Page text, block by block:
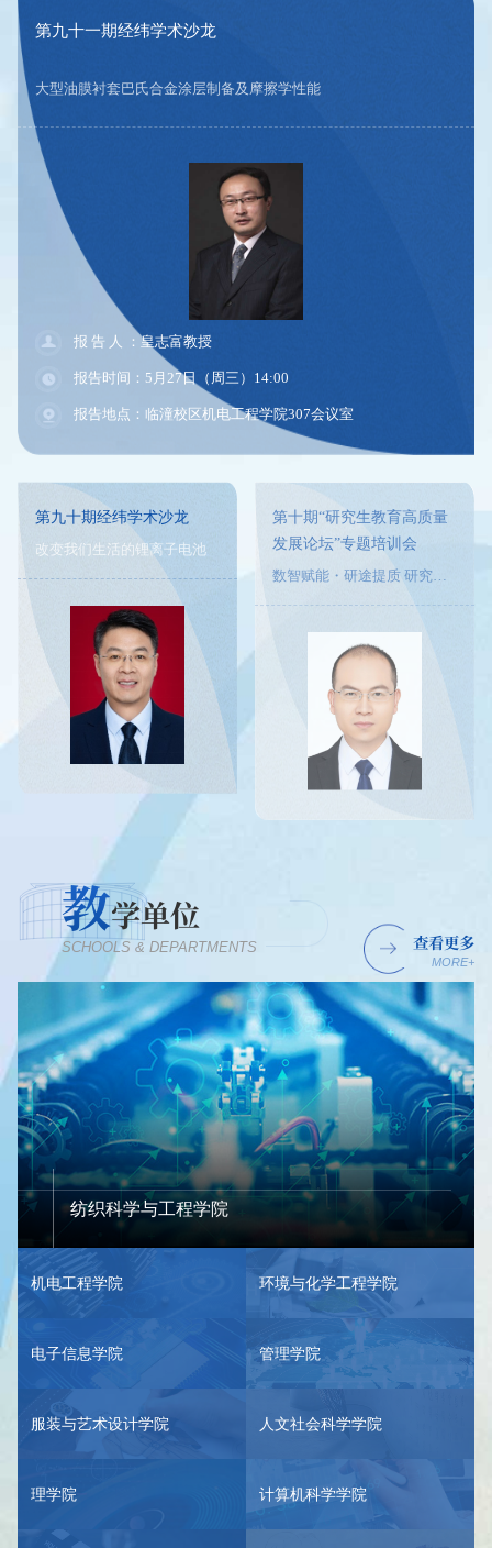
第九十期经纬学术沙龙
改变我们生活的锂离子电池
报 告 人 ：彭尚龙教授
报告时间：5月22日（周五）15:00
报告地点：临潼校区理学院430室
第十期“研究生教育高质量
发展论坛”专题培训会
数智赋能・研途提质 研究生教师数字化素养与教学能力提升
第225期科技大讲堂
教学单位
SCHOOLS & DEPARTMENTS 查看更多
MORE+
纺织科学与工程学院
机电工程学院 环境与化学工程学院
电子信息学院 管理学院
服装与艺术设计学院 人文社会科学学院
理学院 计算机科学学院